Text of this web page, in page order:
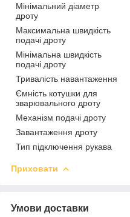
Мінімальний діаметр
дроту
Максимальна швидкість
подачі дроту
Мінімальна швидкість
подачі дроту
Тривалість навантаження
Ємність котушки для
зварювального дроту
Механізм подачі дроту
Завантаження дроту
Тип підключення рукава
Приховати
Умови доставки